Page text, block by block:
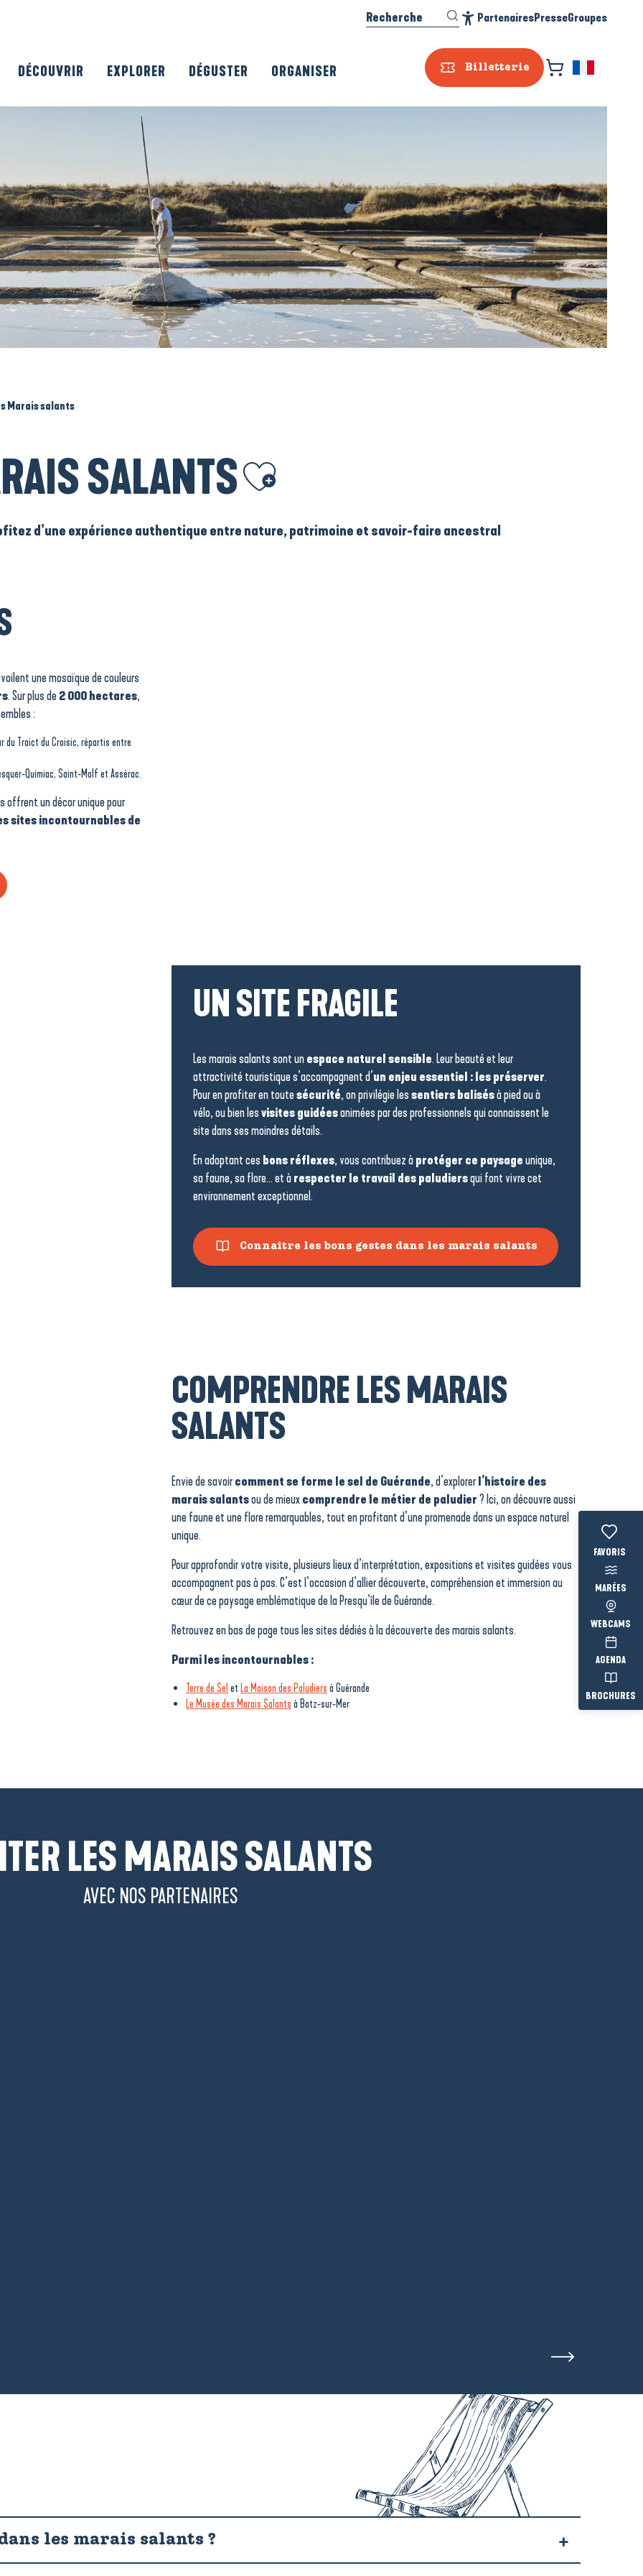
Billetterie
Recherche PartenairesPresseGroupes
DÉCOUVRIR EXPLORER DÉGUSTER ORGANISER
Voir les
MARÉES
WEBCAMS
AGENDA
BROCHURES
Marais salants
SALANTS Ajouter aux favoris
d’une expérience authentique entre nature, patrimoine et savoir-faire ancestral
une mosaïque de couleurs
. Sur plus de2 000 hectares,
:
du Traict du Croisic, répartis entre
Quimiac, Saint-Molf et Assérac.
offrent un décor unique pour
sites incontournables de
UN SITE FRAGILE
Les marais salants sont unespace naturel sensible. Leur beauté et leur
attractivité touristique s’accompagnent d’un enjeu essentiel : les préserver.
Pour en profiter en toutesécurité, on privilégie lessentiers balisésà pied ou à
vélo, ou bien lesvisites guidéesanimées par des professionnels qui connaissent le
site dans ses moindres détails.
En adoptant ces bons réflexes, vous contribuez àprotéger ce paysageunique,
sa faune, sa flore… et àrespecter le travail des paludiersqui font vivre cet
environnement exceptionnel.
Connaître les bons gestes dans les marais salants
COMPRENDRE LES MARAIS
SALANTS
Envie de savoircomment se forme le sel de Guérande, d’explorerl’histoire des
marais salantsou de mieuxcomprendre le métier de paludier? Ici, on découvre aussi
une faune et une flore remarquables, tout en profitant d’une promenade dans un espace naturel
unique.
Pour approfondir votre visite, plusieurs lieux d’interprétation, expositions et visites guidées vous
accompagnent pas à pas. C’est l’occasion d’allier découverte, compréhension et immersion au
cœur de ce paysage emblématique de la Presqu’île de Guérande.
Retrouvez en bas de page tous les sites dédiés à la découverte des marais salants.
Parmi les incontournables :
Terre de Sel et La Maison des Paludiers à Guérande
Le Musée des Marais Salants à Batz-sur-Mer
LES MARAIS SALANTS
AVEC NOS PARTENAIRES
les marais salants ?